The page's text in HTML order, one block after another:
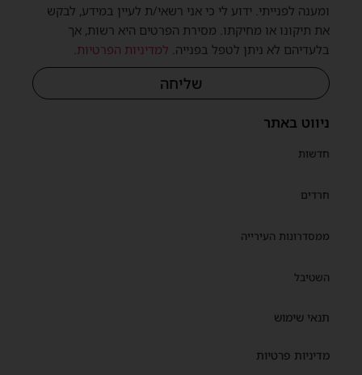
ניווט באתר
חדשות
חרדים
ממסדרונות העירייה
השטיבל
תנאי שימוש
מדיניות פרטיות
ומענה לפנייתי. ידוע לי כי אני רשאי/ת לעיין במידע, לבקש
את תיקונו או מחיקתו. מסירת הפרטים היא רשות, אך
בלעדיהם לא ניתן לטפל בפנייה. למדיניות הפרטיות
שליחה